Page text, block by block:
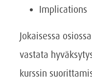
Implications
Jokaisessa
vastata
kurssin